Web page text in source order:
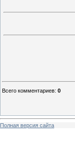
Всего комментариев: 0
Полная версия сайта